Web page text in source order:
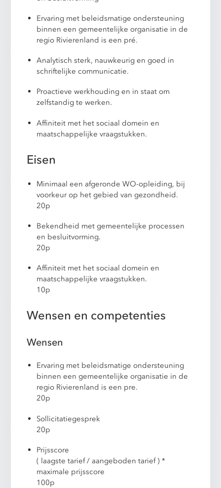
Ervaring met beleidsmatige ondersteuning
binnen een gemeentelijke organisatie in de
regio Rivierenland is een pré.
Analytisch sterk, nauwkeurig en goed in
schriftelijke communicatie.
Proactieve werkhouding en in staat om
zelfstandig te werken.
Affiniteit met het sociaal domein en
maatschappelijke vraagstukken.
Eisen
Minimaal een afgeronde WO-opleiding, bij
voorkeur op het gebied van gezondheid.
20p
Bekendheid met gemeentelijke processen
en besluitvorming.
20p
Affiniteit met het sociaal domein en
maatschappelijke vraagstukken.
10p
Wensen en competenties
Wensen
Ervaring met beleidsmatige ondersteuning
binnen een gemeentelijke organisatie in de
regio Rivierenland is een pre.
20p
Sollicitatiegesprek
20p
Prijsscore
( laagste tarief / aangeboden tarief ) *
maximale prijsscore
100p